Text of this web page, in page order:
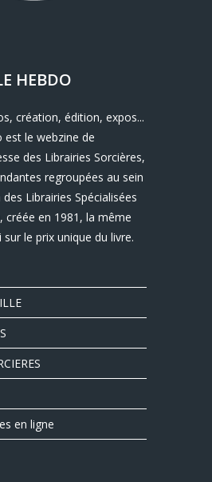
HEBDO
création, édition, expos...
est le webzine de
des Librairies Sorcières,
regroupées au sein
Librairies Spécialisées
créée en 1981, la même
le prix unique du livre.
en ligne